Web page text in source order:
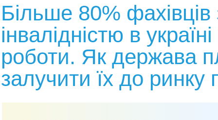
Більше 80% фахівців
інвалідністю в
роботи. Як держава
залучити їх до ринку